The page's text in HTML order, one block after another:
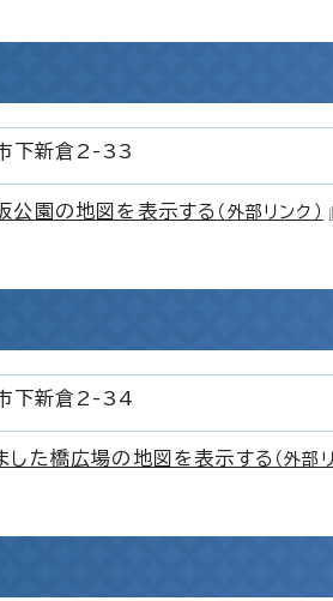
下新倉2-33
公園の地図を表示する （外部リンク）
下新倉2-34
した橋広場の地図を表示する （外部